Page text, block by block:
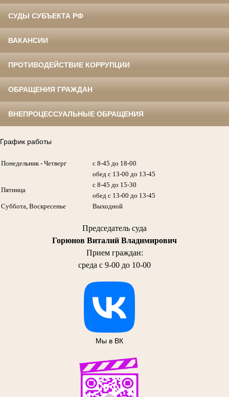
СУДЫ СУБЪЕКТА РФ
ВАКАНСИИ
ПРОТИВОДЕЙСТВИЕ КОРРУПЦИИ
ОБРАЩЕНИЯ ГРАЖДАН
ВНЕПРОЦЕССУАЛЬНЫЕ ОБРАЩЕНИЯ
График работы
Понедельник - Четверг
с 8-45 до 18-00
обед с 13-00 до 13-45
Пятница
с 8-45 до 15-30
обед с 13-00 до 13-45
Суббота, Воскресенье
Выходной
Председатель суда
Горюнов Виталий Владимирович
Прием граждан:
среда с 9-00 до 10-00
Мы в ВК